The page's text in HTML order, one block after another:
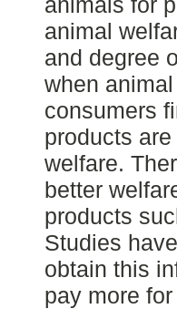
animal
and degree
when
consumers
products
welfare.
better
products
Studies
obtain this
pay more